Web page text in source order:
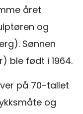
året
og
Sønnen
ble født i 1964.
på 70-tallet
og